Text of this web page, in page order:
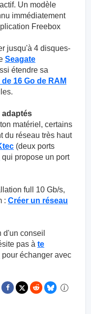
Un modèle
immédiatement
Freebox
jusqu'à 4 disques-
Seagate
étendre sa
de 16 Go de RAM
adaptés
matériel, certains
du réseau très haut
(deux ports
qui propose un port
full 10 Gb/s,
: Créer un réseau
d'un conseil
pas à te
pour échanger avec